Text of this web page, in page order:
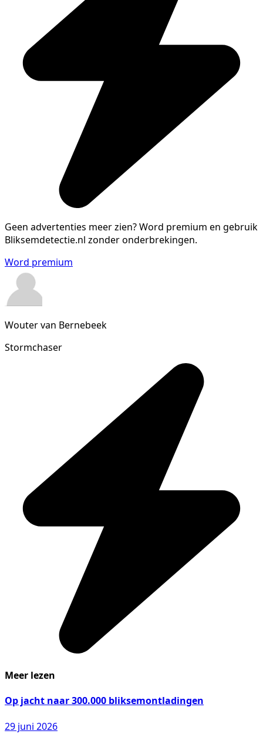
Geen advertenties meer zien?Word premium en gebruik
Bliksemdetectie.nl zonder onderbrekingen.
Word premium
Wouter van Bernebeek
Stormchaser
Meer lezen
Op jacht naar 300.000 bliksemontladingen
29 juni 2026